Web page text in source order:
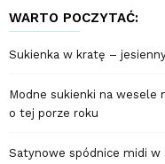
WARTO POCZYTAĆ:
Sukienka w kratę –
Modne sukienki na wesele
o tej porze roku
Satynowe spódnice midi w